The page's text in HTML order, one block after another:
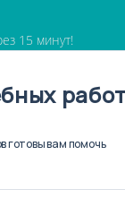
15 минут!
готовы вам помочь